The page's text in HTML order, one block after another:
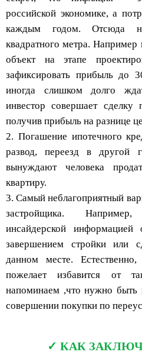
российской экономике, а
каждым годом. Отсюда
квадратного метра.
объект на этапе
зафиксировать прибыль до
иногда слишком долго
инвестор совершает сделку
получив прибыль на разнице
2. Погашение ипотечного
развод, переезд в другой
вынуждают человека
квартиру.
3. Самый неблагоприятный
застройщика.
инсайдерской
завершением стройки или
данном месте.
пожелает избавится от
напоминаем ,что нужно быть
совершении покупки по
КАК